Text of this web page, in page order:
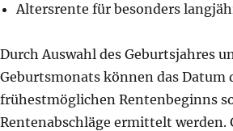
Altersrente für besonders
Durch Auswahl des Geburtsjahres
Geburtsmonats können das Datum
frühestmöglichen Rentenbeginns
Rentenabschläge ermittelt werden.